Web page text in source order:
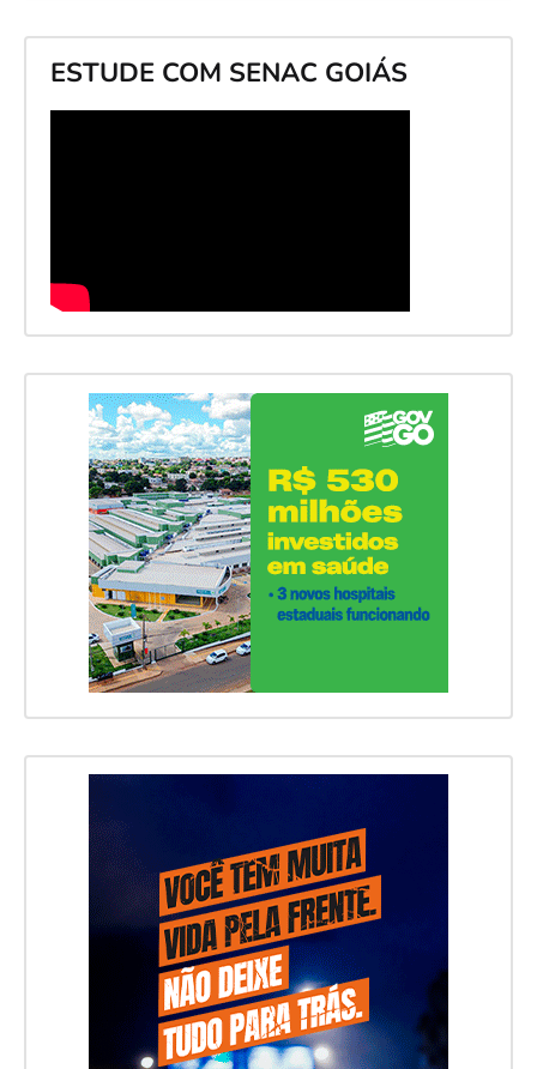
ESTUDE COM SENAC GOIÁS